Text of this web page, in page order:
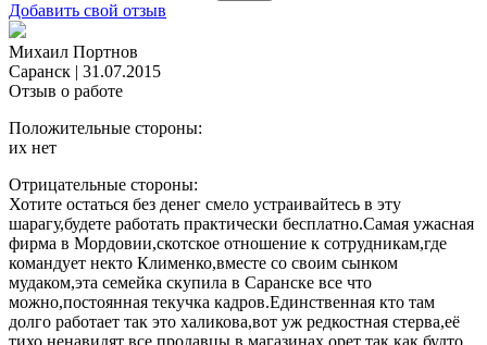
Добавить свой отзыв
Михаил Портнов
Саранск | 31.07.2015
Отзыв о работе
Положительные стороны:
их нет
Отрицательные стороны:
Хотите остаться без денег смело устраивайтесь в эту
шарагу,будете работать практически бесплатно.Самая ужасная
фирма в Мордовии,скотское отношение к сотрудникам,где
командует некто Клименко,вместе со своим сынком
мудаком,эта семейка скупила в Саранске все что
можно,постоянная текучка кадров.Единственная кто там
долго работает так это халикова,вот уж редкостная стерва,её